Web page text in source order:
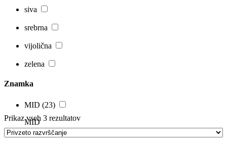
siva
srebrna
vijolična
zelena
Znamka
MID (23)
MID
Prikaz vseh 3 rezultatov